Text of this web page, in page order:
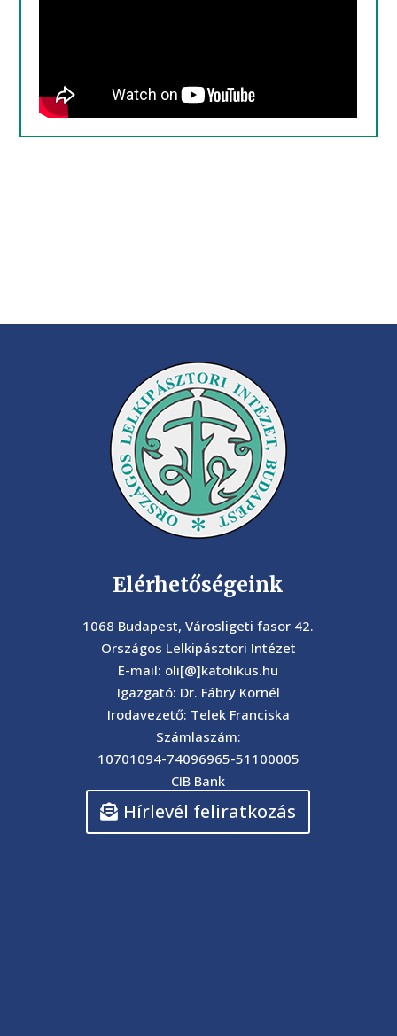
Elérhetőségeink
1068 Budapest, Városligeti fasor 42.
Országos Lelkipásztori Intézet
E-mail: oli[@]katolikus.hu
Igazgató: Dr. Fábry Kornél
Irodavezető: Telek Franciska
Számlaszám:
10701094-74096965-51100005
CIB Bank
Hírlevél feliratkozás